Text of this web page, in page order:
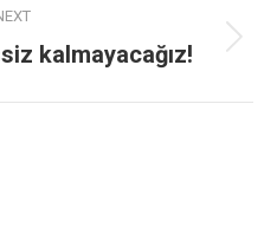
kalmayacağız!